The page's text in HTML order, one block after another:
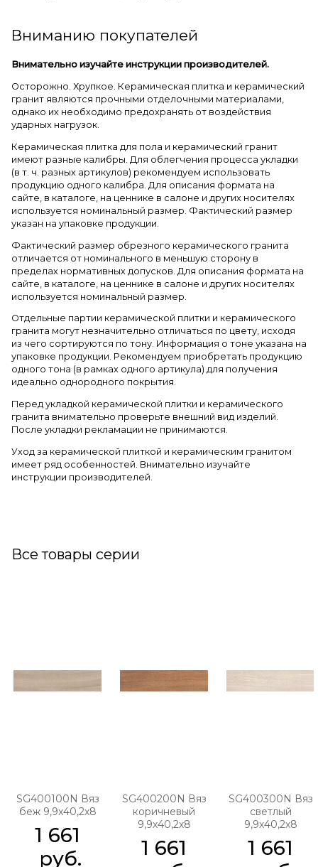
Вниманию покупателей
Внимательно изучайте инструкции производителей.
Осторожно. Хрупкое. Керамическая плитка и керамический
гранит являются прочными отделочными материалами,
однако их необходимо предохранять от воздействия
ударных нагрузок.
Керамическая плитка для пола и керамический гранит
имеют разные калибры. Для облегчения процесса укладки
(в т. ч. разных артикулов) рекомендуем использовать
продукцию одного калибра. Для описания формата на
сайте, в каталоге, на ценнике в салоне и других носителях
используется номинальный размер. Фактический размер
указан на упаковке продукции.
Фактический размер обрезного керамического гранита
отличается от номинального в меньшую сторону в
пределах нормативных допусков. Для описания формата на
сайте, в каталоге, на ценнике в салоне и других носителях
используется номинальный размер.
Отдельные партии керамической плитки и керамического
гранита могут незначительно отличаться по цвету, исходя
из чего сортируются по тону. Информация о тоне указана на
упаковке продукции. Рекомендуем приобретать продукцию
одного тона (в рамках одного артикула) для получения
идеально однородного покрытия.
Перед укладкой керамической плитки и керамического
гранита внимательно проверьте внешний вид изделий.
После укладки рекламации не принимаются.
Уход за керамической плиткой и керамическим гранитом
имеет ряд особенностей. Внимательно изучайте
инструкции производителей.
Все товары серии
SG400100N Вяз
беж 9,9х40,2х8
1 661
руб.
SG400200N Вяз
коричневый
9,9х40,2х8
1 661
SG400300N Вяз
светлый
9,9х40,2х8
1 661